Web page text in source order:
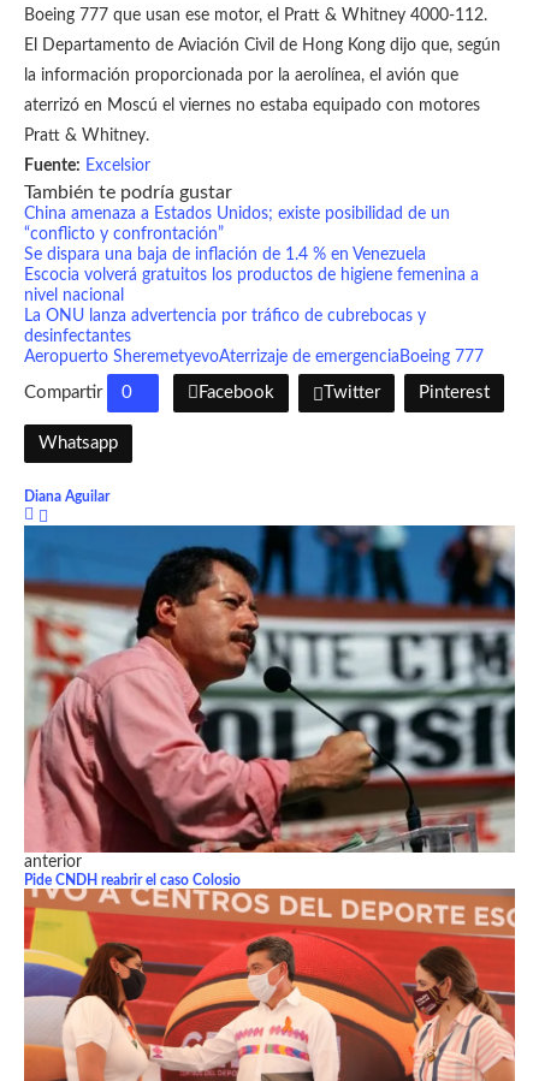
Boeing 777 que usan ese motor, el Pratt & Whitney 4000-112.
El Departamento de Aviación Civil de Hong Kong dijo que, según
la información proporcionada por la aerolínea, el avión que
aterrizó en Moscú el viernes no estaba equipado con motores
Pratt & Whitney.
Fuente: Excelsior
También te podría gustar
China amenaza a Estados Unidos; existe posibilidad de un
“conflicto y confrontación”
Se dispara una baja de inflación de 1.4 % en Venezuela
Escocia volverá gratuitos los productos de higiene femenina a
nivel nacional
La ONU lanza advertencia por tráfico de cubrebocas y
desinfectantes
Aeropuerto SheremetyevoAterrizaje de emergencia Boeing 777
Compartir 0 Facebook Twitter Pinterest
Whatsapp
Diana Aguilar
anterior
Pide CNDH reabrir el caso Colosio